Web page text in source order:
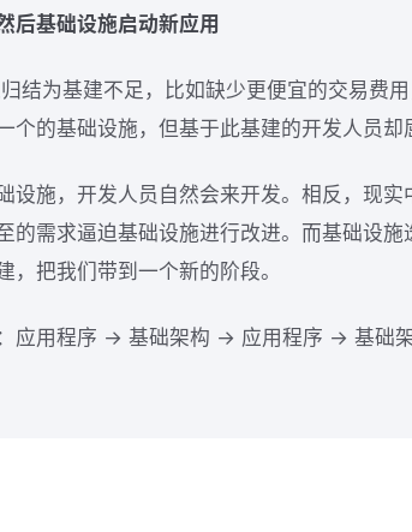
后基础设施启动新应用
结为基建不足，比如缺少更便宜的交易费
个的基础设施，但基于此基建的开发人员却
设施，开发人员自然会来开发。相反，现实
的需求逼迫基础设施进行改进。而基础设施
，把我们带到一个新的阶段。
应用程序 → 基础架构 → 应用程序 → 基础